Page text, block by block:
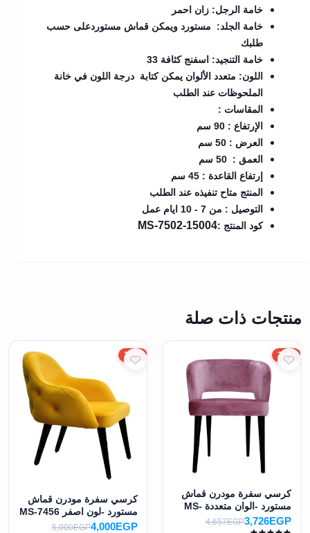
خامة الرجل: زان احمر
خامة الجلد: مستورد ويمكن قماش مستوردعلى حسب
طلبك
خامة التنجيد: اسفنج كثافة 33
اللون: متعدد الألوان يمكن كتابة درجة اللون في خانة
الملحوظات عند الطلب
المقاسات :
الإرتفاع : 90 سم
العرض : 50 سم
العمق : 50 سم
إرتفاع القاعدة : 45 سم
المنتج متاح تنفيذه عند الطلب
التوصيل : من 7 - 10 ايام عمل
كود المنتج :MS-7502-15004
منتجات ذات صلة
20%
كرسي سفرة مودرن قماش
مستورد -الوان متعددة MS-
7455
3,726EGP
4,657EGP
20%
كرسي سفرة مودرن قماش
مستورد -لون اصفر MS-7456
4,000EGP
5,000EGP